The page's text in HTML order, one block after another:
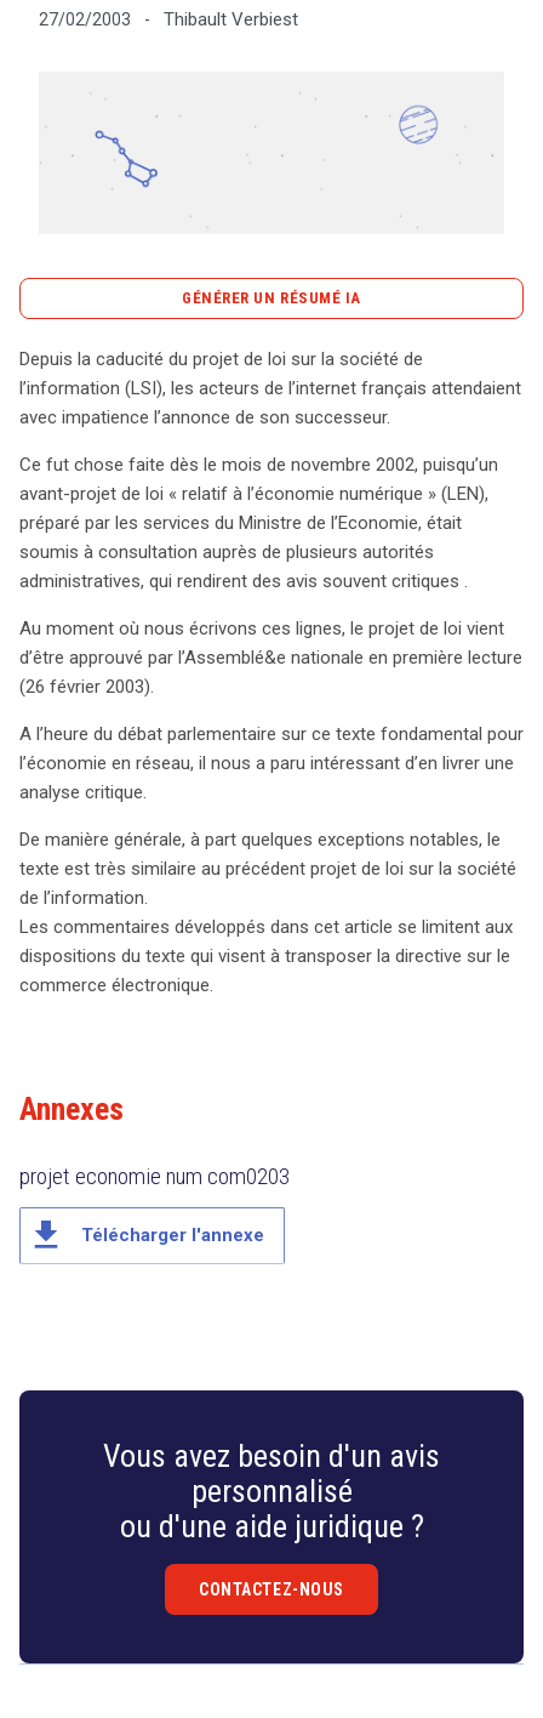
Tout sur le droit de l'innovation
27/02/2003 - Thibault Verbiest
GÉNÉRER UN RÉSUMÉ IA
L’ère numérique en France connaît un tournant décisif
avec l’émergence de l’avant-projet de loi « relatif à
Ce projet, qui succède au caduc projet de loi sur la
société de l’information (LSI), a rapidement suscité
l’intérêt des acteurs d’internet, impatients de voir les
évolutions réglementaires. Après avoir été soumis à
l’avis des autorités administratives, souvent critiques, le
texte a reçu l’approbation de l’Assemblée nationale en
première lecture le 26 février 2003. À l’heure actuelle,
alors que le débat parlementaire bat son plein, il est
l’économie en réseau. Bien que certaines innovations
soient présentes, la majorité des dispositions du LEN se
rapprochent fortement de celles de son prédécesseur,
texte. L’article se concentre particulièrement sur les
mesures destinées à transposer la directive sur le
commerce électronique, un aspect primordial pour
réguler les échanges numériques. Les enjeux soulevés
par cette législation sont cruciaux pour l’avenir des
entreprises en ligne et la protection des
les années à venir.
Depuis la caducité du projet de loi sur la société de
l’information (LSI), les acteurs de l’internet français attendaient
avec impatience l’annonce de son successeur.
Ce fut chose faite dès le mois de novembre 2002, puisqu’un
avant-projet de loi « relatif à l’économie numérique » (LEN),
préparé par les services du Ministre de l’Economie, était
soumis à consultation auprès de plusieurs autorités
administratives, qui rendirent des avis souvent critiques .
Au moment où nous écrivons ces lignes, le projet de loi vient
d’être approuvé par l’Assemblé&e nationale en première lecture
(26 février 2003).
A l’heure du débat parlementaire sur ce texte fondamental pour
l’économie en réseau, il nous a paru intéressant d’en livrer une
analyse critique.
De manière générale, à part quelques exceptions notables, le
texte est très similaire au précédent projet de loi sur la société
de l’information.
Les commentaires développés dans cet article se limitent aux
dispositions du texte qui visent à transposer la directive sur le
commerce électronique.
Annexes
projet economie num com0203
file_download Télécharger l'annexe
Vous avez besoin d'un avis
personnalisé
ou d'une aide juridique ?
CONTACTEZ-NOUS